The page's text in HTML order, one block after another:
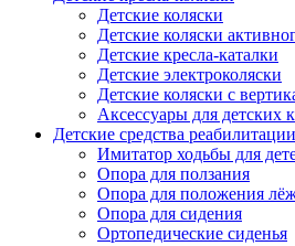
Детские коляски
Детские коляски
Детские кресла-каталки
Детские электроколяски
Детские коляски с
Аксессуары для детских
Детские средства реабилитации
Имитатор ходьбы для
Опора для ползания
Опора для положения
Опора для сидения
Ортопедические сиденья